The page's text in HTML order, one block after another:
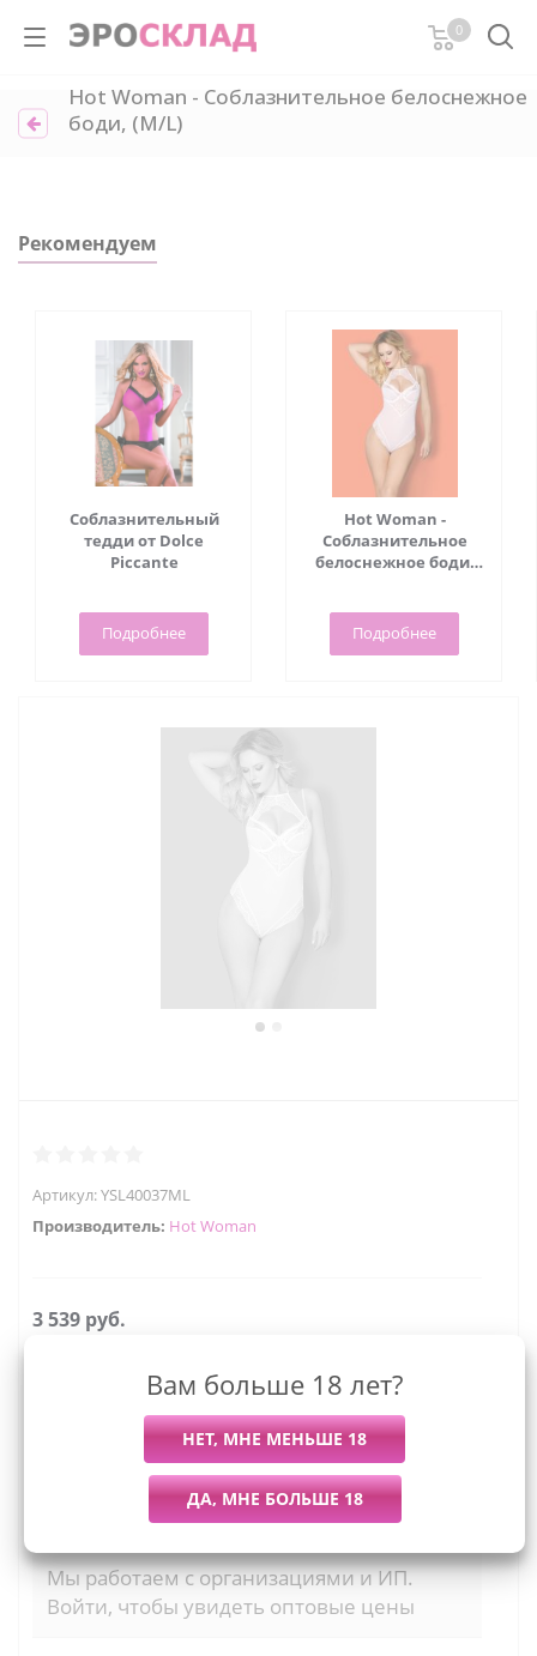
0
Hot Woman - Соблазнительное белоснежное
боди, (M/L)
Рекомендуем
Соблазнительный
тедди от Dolce
Piccante
Подробнее
Hot Woman -
Соблазнительное
белоснежное боди,
Подробнее
Артикул:YSL40037ML
Производитель: Hot Woman
3 539 руб.
Последний раз купили
Более 7 дней назад
Всего купили
31 штуку
M/L S/M
Мы работаем с организациями и ИП.
Войти, чтобы увидеть оптовые цены
Вам больше 18 лет?